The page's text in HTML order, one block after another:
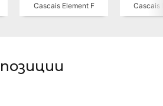
Cascais Element F Cascais